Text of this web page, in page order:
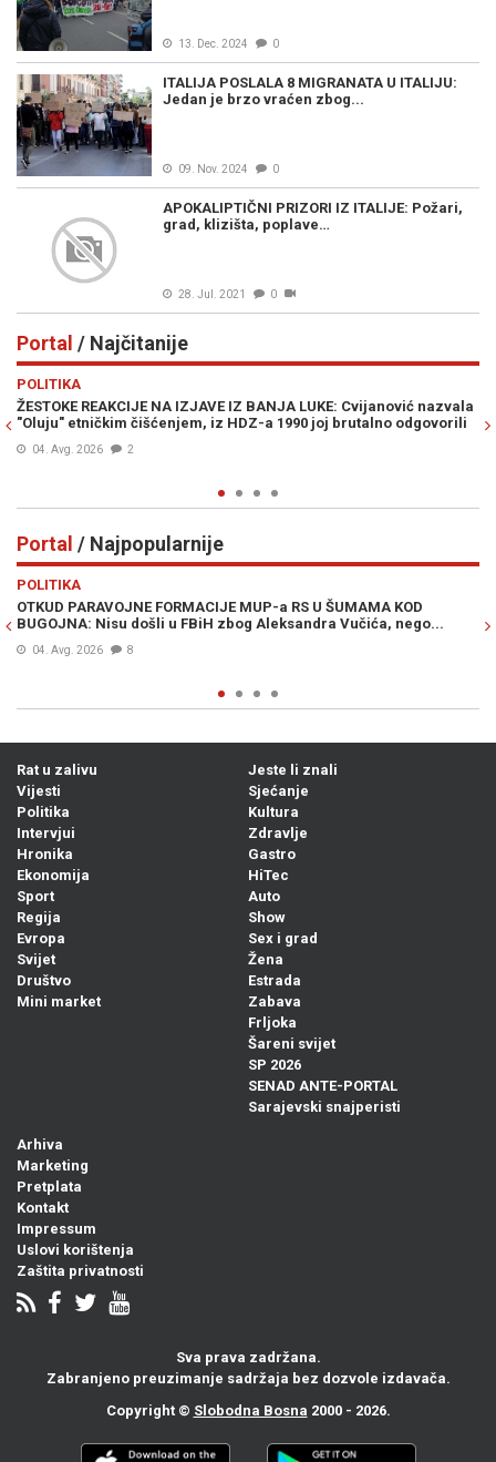
13. Dec. 2024 0
ITALIJA POSLALA 8 MIGRANATA U ITALIJU:
Jedan je brzo vraćen zbog...
09. Nov. 2024 0
APOKALIPTIČNI PRIZORI IZ ITALIJE: Požari,
grad, klizišta, poplave…
28. Jul. 2021 0
Portal / Najčitanije
POLITIKA
ŽESTOKE REAKCIJE NA IZJAVE IZ BANJA LUKE: Cvijanović nazvala
"Oluju" etničkim čišćenjem, iz HDZ-a 1990 joj brutalno odgovorili
04. Avg. 2026 2
Portal / Najpopularnije
POLITIKA
OTKUD PARAVOJNE FORMACIJE MUP-a RS U ŠUMAMA KOD
BUGOJNA: Nisu došli u FBiH zbog Aleksandra Vučića, nego...
04. Avg. 2026 8
Rat u zalivu
Vijesti
Politika
Intervjui
Hronika
Ekonomija
Sport
Regija
Evropa
Svijet
Društvo
Mini market
Jeste li znali
Sjećanje
Kultura
Zdravlje
Gastro
HiTec
Auto
Show
Sex i grad
Žena
Estrada
Zabava
Frljoka
Šareni svijet
SP 2026
SENAD ANTE-PORTAL
Sarajevski snajperisti
Arhiva
Marketing
Pretplata
Kontakt
Impressum
Uslovi korištenja
Zaštita privatnosti
Sva prava zadržana.
Zabranjeno preuzimanje sadržaja bez dozvole izdavača.
Copyright © Slobodna Bosna 2000 - 2026.